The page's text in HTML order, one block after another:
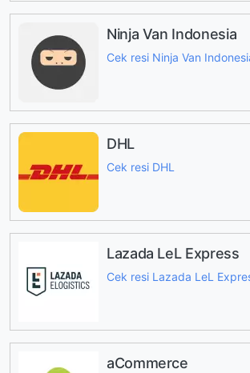
Ninja Van Indonesia
Cek resi Ninja Van
DHL
Cek resi DHL
Lazada LeL Express
Cek resi Lazada LeL
aCommerce